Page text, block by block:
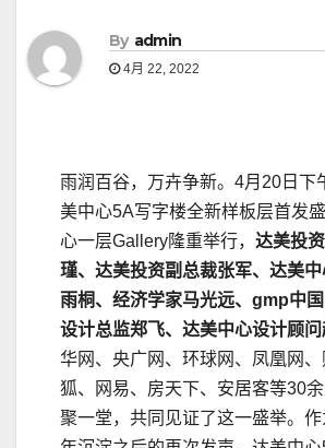
By admin
4月 22, 2022
雨润百谷，万卉争新。4月20日下
美中心5A写字楼全新样板层首发
心一层Gallery隆重举行， 达美投
瑾、达美投资副总裁张军、达美
雨桐、经济学家马光远、 gmp中
设计总监郑飞、达美中心设计顾问
华网、央广网、环球网、凤凰网
狐、网易、房天下、安居客等30
聚一堂，共同见证了这一盛举。